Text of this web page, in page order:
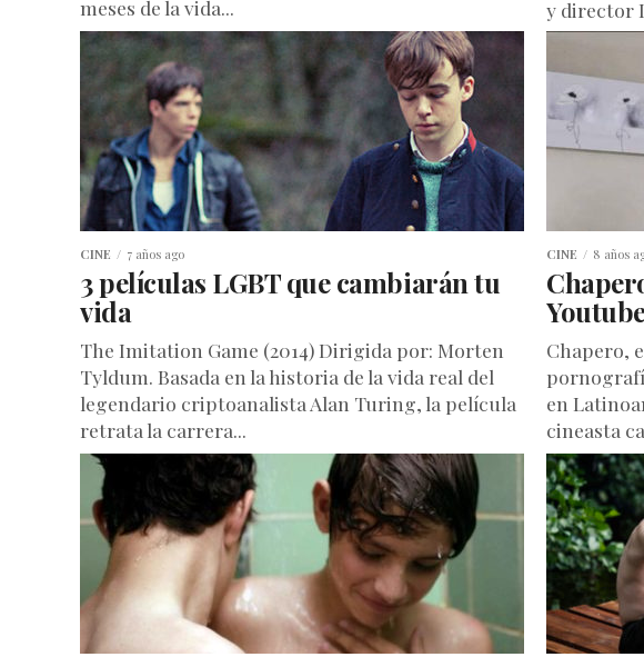
meses de la vida...
y director
CINE 7 años ago
3 películas LGBT que cambiarán tu
vida
The Imitation Game (2014) Dirigida por: Morten
Tyldum. Basada en la historia de la vida real del
legendario criptoanalista Alan Turing, la película
retrata la carrera...
CINE 8 años
Chapero,
en
cineasta